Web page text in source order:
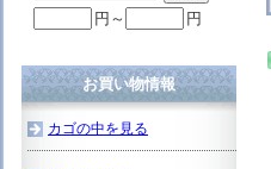
円～ 円
お買い物情報
カゴの中を見る